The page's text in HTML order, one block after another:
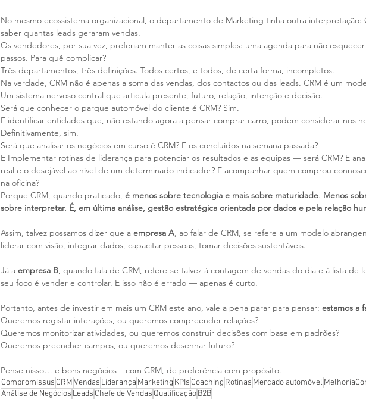
No mesmo ecossistema organizacional, o departamento de Marketing tinha outra interpretação:
saber quantas leads geraram vendas.
Os vendedores, por sua vez, preferiam manter as coisas simples: uma agenda para não
passos. Para quê complicar?
Três departamentos, três definições. Todos certos, e todos, de certa forma, incompletos.
Na verdade, CRM não é apenas a soma das vendas, dos contactos ou das leads. CRM é um
Um sistema nervoso central que articula presente, futuro, relação, intenção e decisão.
Será que conhecer o parque automóvel do cliente é CRM? Sim.
E identificar entidades que, não estando agora a pensar comprar carro, podem considerar-nos
Definitivamente, sim.
Será que analisar os negócios em curso é CRM? E os concluídos na semana passada?
E Implementar rotinas de liderança para potenciar os resultados e as equipas — será CRM? E
real e o desejável ao nível de um determinado indicador? E acompanhar quem comprou
na oficina?
Porque CRM, quando praticado, é menos sobre tecnologia e mais sobre maturidade. Menos
sobre interpretar. É, em última análise, gestão estratégica orientada por dados e pela relação
Assim, talvez possamos dizer que a empresa A, ao falar de CRM, se refere a um modelo
liderar com visão, integrar dados, capacitar pessoas, tomar decisões sustentáveis.
Já a empresa B, quando fala de CRM, refere-se talvez à contagem de vendas do dia e à lista de
seu foco é vender e controlar. E isso não é errado — apenas é curto.
Portanto, antes de investir em mais um CRM este ano, vale a pena parar para pensar: estamos a
Queremos registar interações, ou queremos compreender relações?
Queremos monitorizar atividades, ou queremos construir decisões com base em padrões?
Queremos preencher campos, ou queremos desenhar futuro?
Pense nisso… e bons negócios – com CRM, de preferência com propósito.
Compromissus CRMVendas Liderança Marketing KPIs Coaching Rotinas Mercado automóvel
Análise de Negócios Leads Chefe de Vendas QualificaçãoB2B